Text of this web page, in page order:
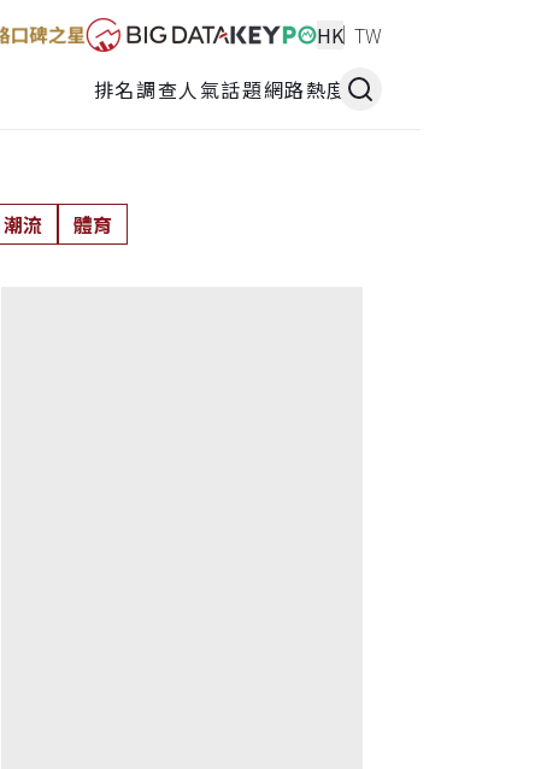
HK TW
排名調查人氣話題網路熱度
潮流 體育